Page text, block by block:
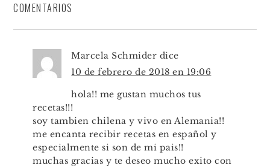
COMENTARIOS
Marcela Schmider dice
10 de febrero de 2018 en 19:06
hola!! me gustan muchos tus
recetas!!!
soy tambien chilena y vivo en Alemania!!
me encanta recibir recetas en español y
especialmente si son de mi pais!!
muchas gracias y te deseo mucho exito con